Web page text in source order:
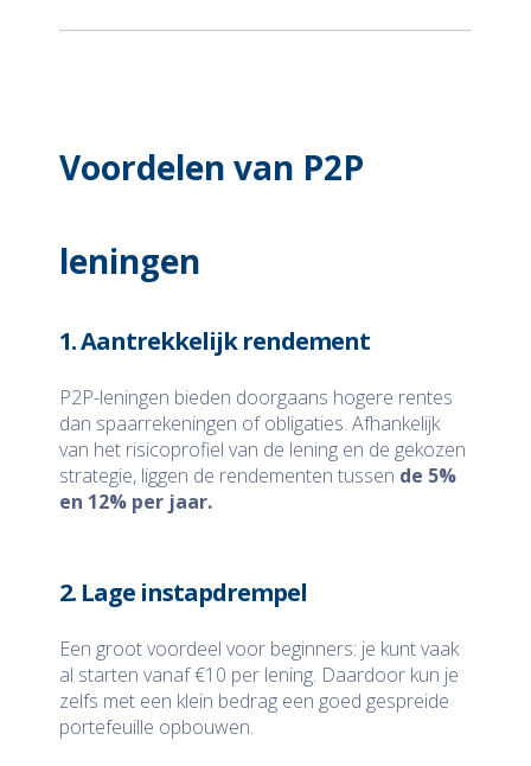
Voordelen van P2P
leningen
1. Aantrekkelijk rendement
P2P-leningen bieden doorgaans hogere rentes
dan spaarrekeningen of obligaties. Afhankelijk
van het risicoprofiel van de lening en de gekozen
strategie, liggen de rendementen tussen de 5%
en 12% per jaar.
2. Lage instapdrempel
Een groot voordeel voor beginners: je kunt vaak
al starten vanaf €10 per lening. Daardoor kun je
zelfs met een klein bedrag een goed gespreide
portefeuille opbouwen.